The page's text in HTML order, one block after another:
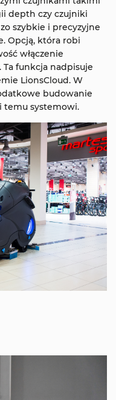
depth czy czujniki
szybkie i precyzyjne
Opcją, która robi
włączenie
funkcja nadpisuje
LionsCloud. W
budowanie
temu systemowi.